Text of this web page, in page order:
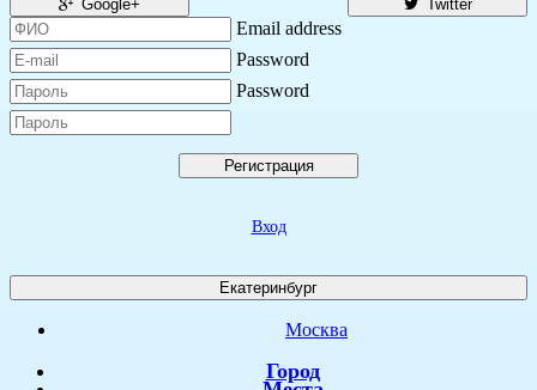
Twitter
Google+
Email address
Password
Password
Регистрация
Вход
Екатеринбург
Москва
Город